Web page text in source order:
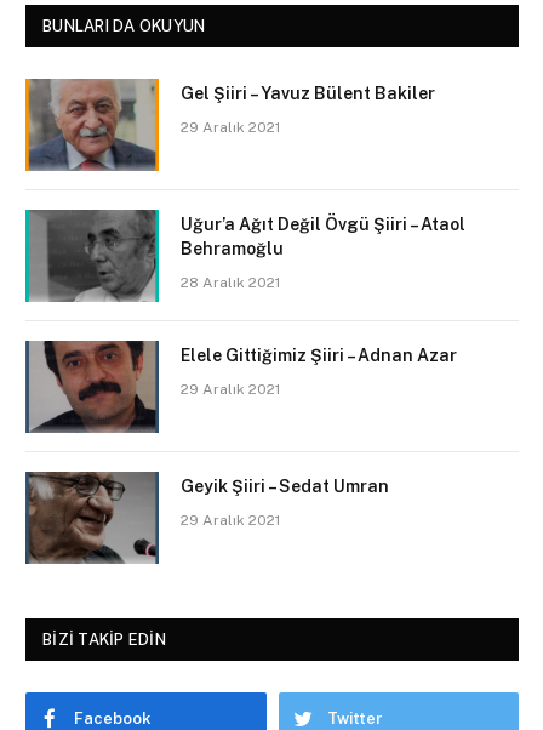
BUNLARI DA OKUYUN
Gel Şiiri – Yavuz Bülent Bakiler
29 Aralık 2021
Uğur’a Ağıt Değil Övgü Şiiri – Ataol
Behramoğlu
28 Aralık 2021
Elele Gittiğimiz Şiiri – Adnan Azar
29 Aralık 2021
Geyik Şiiri – Sedat Umran
29 Aralık 2021
BIZI TAKIP EDIN
Facebook Twitter